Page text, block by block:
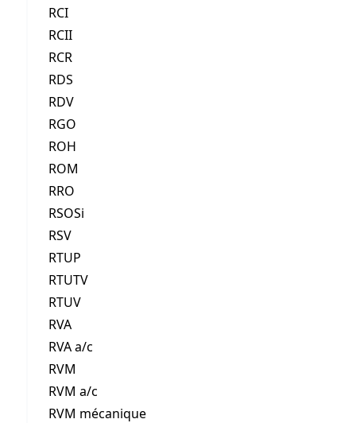
RCI
RCII
RCR
RDS
RDV
RGO
ROH
ROM
RRO
RSOSi
RSV
RTUP
RTUTV
RTUV
RVA
RVA a/c
RVM
RVM a/c
RVM mécanique